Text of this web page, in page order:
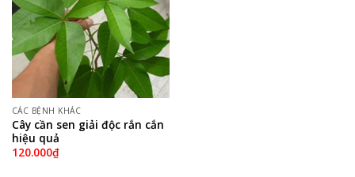
CÁC BỆNH KHÁC
Cây cần sen giải độc rắn cắn
hiệu quả
120.000₫